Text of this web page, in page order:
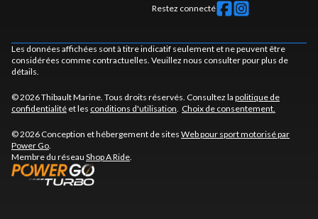
Restez connecté
Les données affichées sont à titre indicatif seulement et ne peuvent être
considérées comme contractuelles. Veuillez nous consulter pour plus de
détails.
© 2026 Thibault Marine. Tous droits réservés. Consultez la politique de
confidentialité et les conditions d'utilisation. Choix de consentement.
© 2026 Conception et hébergement de sites Web pour sport motorisé par
Power Go.
Membre du réseau Shop A Ride.